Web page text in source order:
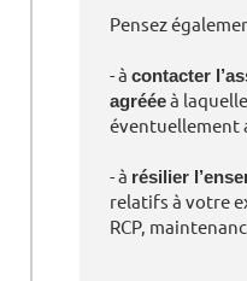
Pensez
- à contacter
agrééeà
éventuellement
- à résilier
relatifs à votre
RCP,